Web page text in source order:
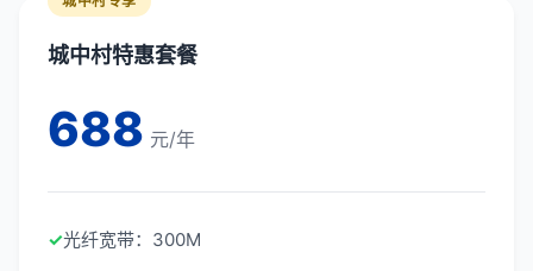
城中村特惠套餐
688 元/年
✓光纤宽带：300M